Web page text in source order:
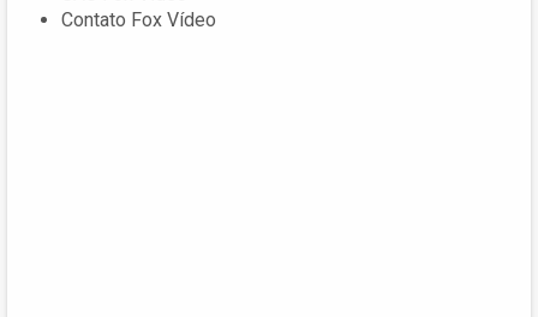
Contato Fox Vídeo